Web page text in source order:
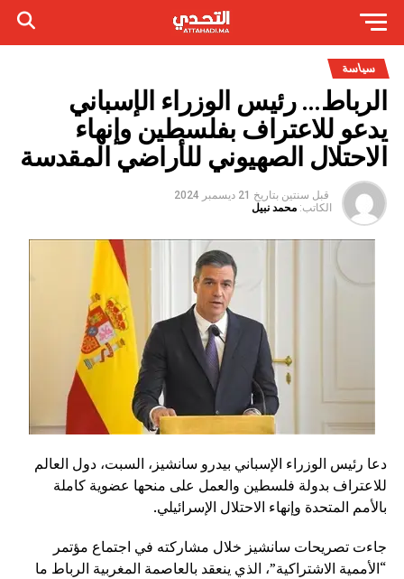
سياسة
الرباط… رئيس الوزراء الإسباني
يدعو للاعتراف بفلسطين وإنهاء
الاحتلال الصهيوني للأراضي المقدسة
قبل سنتين بتاريخ 21 ديسمبر 2024
الكاتب: محمد نبيل
دعا رئيس الوزراء الإسباني بيدرو سانشيز، السبت، دول العالم
للاعتراف بدولة فلسطين والعمل على منحها عضوية كاملة
بالأمم المتحدة وإنهاء الاحتلال الإسرائيلي.
جاءت تصريحات سانشيز خلال مشاركته في اجتماع مؤتمر
“الأممية الاشتراكية”، الذي ينعقد بالعاصمة المغربية الرباط ما